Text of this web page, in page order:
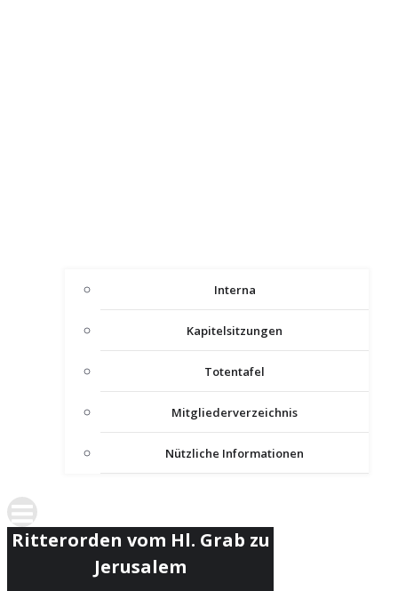
Interna
Kapitelsitzungen
Totentafel
Mitgliederverzeichnis
Nützliche Informationen
Ritterorden vom Hl. Grab zu
Jerusalem